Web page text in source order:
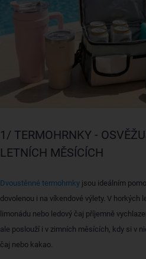
1/ TERMOHRNKY -
LETNÍCH MĚSÍCÍCH
Dvoustěnné termohrnky jsou ideálním
dovolenou i na víkendové výlety. V horkých
limonádu nebo ledový čaj příjemně
ale poslouží i v zimních měsících, kdy si v
čaj nebo kakao.